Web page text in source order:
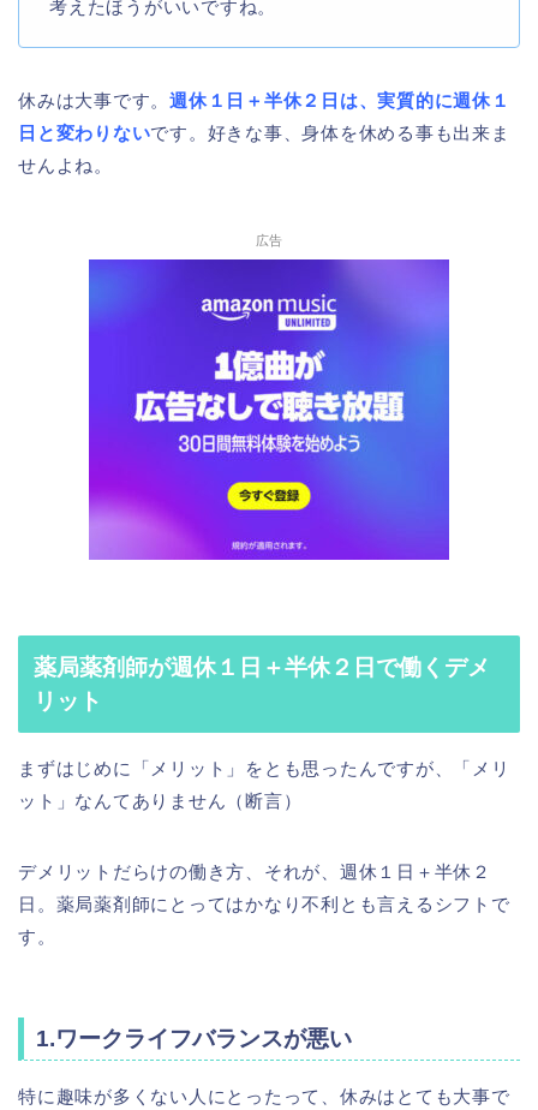
考えたほうがいいですね。
休みは大事です。週休１日＋半休２日は、実質的に週休１
日と変わりないです。好きな事、身体を休める事も出来ま
せんよね。
広告
薬局薬剤師が週休１日＋半休２日で働くデメ
リット
まずはじめに「メリット」をとも思ったんですが、「メリ
ット」なんてありません（断言）
デメリットだらけの働き方、それが、週休１日＋半休２
日。薬局薬剤師にとってはかなり不利とも言えるシフトで
す。
1.ワークライフバランスが悪い
特に趣味が多くない人にとったって、休みはとても大事で